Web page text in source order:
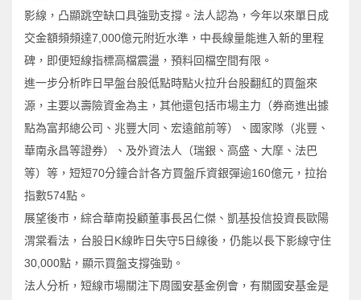
影線，凸顯跳空缺口具強勁支撐。法人認為，今年以來單日成
交金額頻頻達7,000億元附近水準，中長線量能進入新的里程
碑，即便短線指標高檔震盪，預料回檔空間有限。
進一步分析昨日早盤台股低點時點火拉升台股翻紅的買盤來
源，主要以壽險資金為主，其他還包括市場主力（券商進出據
點為富邦總公司、兆豐大同、宏遠館前等）、國家隊（兆豐、
華南永昌等證券）、及外資法人（瑞銀、高盛、大摩、法巴
等）等，短短70分鐘合計各方買盤斥資銀彈逾160億元，拉抬
指數574點。
展望後市，綜合華南投顧董事長呂仁傑、凱基投信投資長歐陽
渭棠看法，台股日K線昨日失守5日線後，仍能以長下影線守住
30,000點，顯示買盤支撐強勁。
法人分析，短線市場關注下周國安基金例會，有關國安基金是